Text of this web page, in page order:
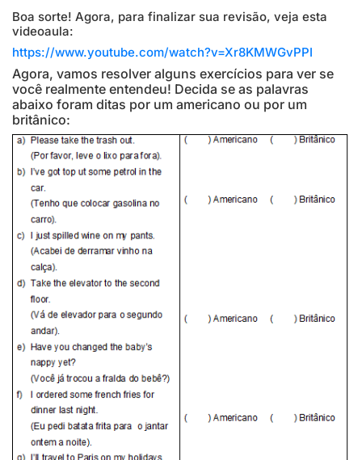
Boa sorte! Agora, para finalizar sua revisão, veja esta
videoaula:
https://www.youtube.com/watch?v=Xr8KMWGvPPI
Agora, vamos resolver alguns exercícios para ver se
você realmente entendeu! Decida se as palavras
abaixo foram ditas por um americano ou por um
britânico: